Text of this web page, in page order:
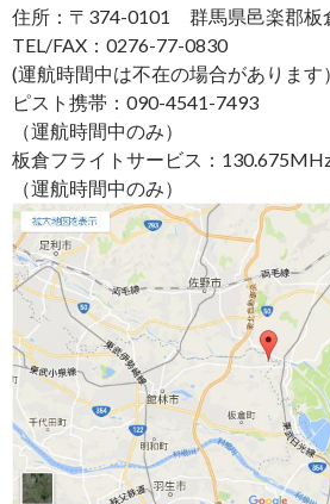
住所：〒374-0101 群馬県邑楽郡板
TEL/FAX：0276-77-0830
(運航時間中は不在の場合があります）
ピスト携帯：090-4541-7493
（運航時間中のみ）
板倉フライトサービス：
（運航時間中のみ）